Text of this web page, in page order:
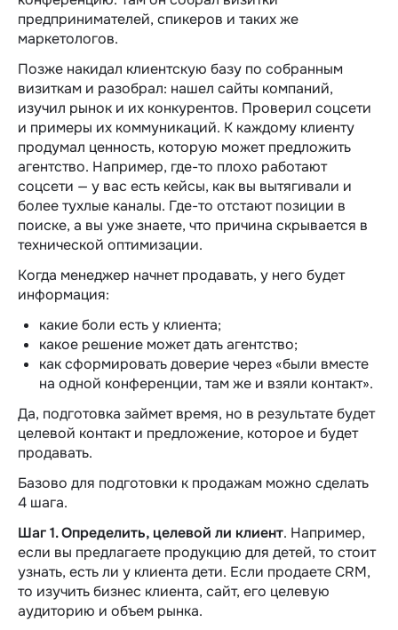
предпринимателей, спикеров и таких же
маркетологов.
Позже накидал клиентскую базу по собранным
визиткам и разобрал: нашел сайты компаний,
изучил рынок и их конкурентов. Проверил соцсети
и примеры их коммуникаций. К каждому клиенту
продумал ценность, которую может предложить
агентство. Например, где-то плохо работают
соцсети — у вас есть кейсы, как вы вытягивали и
более тухлые каналы. Где-то отстают позиции в
поиске, а вы уже знаете, что причина скрывается в
технической оптимизации.
Когда менеджер начнет продавать, у него будет
информация:
какие боли есть у клиента;
какое решение может дать агентство;
как сформировать доверие через «были вместе
на одной конференции, там же и взяли контакт‎».
Да, подготовка займет время, но в результате будет
целевой контакт и предложение, которое и будет
продавать.
Базово для подготовки к продажам можно сделать
4 шага.
Шаг 1. Определить, целевой ли клиент. Например,
если вы предлагаете продукцию для детей, то стоит
узнать, есть ли у клиента дети. Если продаете CRM,
то изучить бизнес клиента, сайт, его целевую
аудиторию и объем рынка.